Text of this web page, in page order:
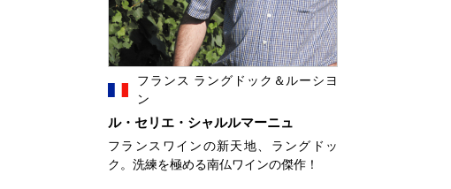
フランス ラングドック＆ルーシヨ
ン
ル・セリエ・シャルルマーニュ
フランスワインの新天地、ラングドッ
ク。洗練を極める南仏ワインの傑作！